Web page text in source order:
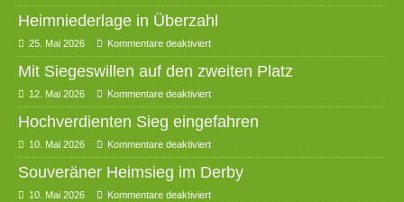
Heimniederlage in Überzahl
25. Mai 2026 Kommentare deaktiviert
Mit Siegeswillen auf den zweiten Platz
12. Mai 2026 Kommentare deaktiviert
Hochverdienten Sieg eingefahren
10. Mai 2026 Kommentare deaktiviert
Souveräner Heimsieg im Derby
10. Mai 2026 Kommentare deaktiviert